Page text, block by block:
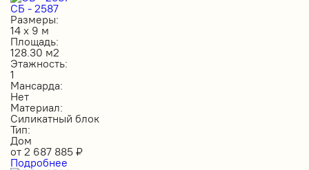
СБ - 2587
Размеры:
14 х 9 м
Площадь:
128.30 м2
Этажность:
1
Мансарда:
Нет
Материал:
Силикатный блок
Тип:
Дом
от 2 687 885 ₽
Подробнее